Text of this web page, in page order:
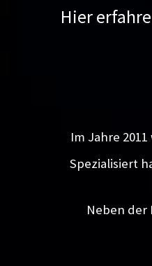
Hier
Im Jahre
Spezialisiert
Neben der